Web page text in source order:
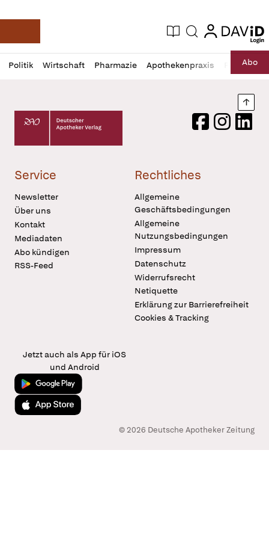
Deutsche Apotheker Zeitung
Aktuelle Ausgabe
Suche login
login
Politik Wirtschaft Pharmazie Apothekenpraxis RechtAbo
Profil
öffnen
Daz
Pur
Deutscher Apotheker Verlag Logo
FacebookInstagram
Service
Newsletter
Über uns
Kontakt
Mediadaten
Abo kündigen
RSS-Feed
Rechtliches
Allgemeine
Geschäftsbedingungen
Allgemeine
Nutzungsbedingungen
Impressum
Datenschutz
Widerrufsrecht
Netiquette
Erklärung zur Barrierefreiheit
Cookies & Tracking
Jetzt auch als App für iOS
und Android
Jetzt bei Google Play
Laden im App Store
© 2026 Deutsche Apotheker Zeitung